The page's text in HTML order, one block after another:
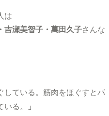
は
吉瀬美智子・萬田久子さんな
している。筋肉をほぐすとパ
いる。 」